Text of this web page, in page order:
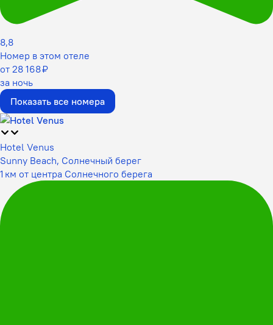
8,8
Номер в этом отеле
от 28 168 ₽
за ночь
Показать все номера
Hotel Venus
Sunny Beach, Солнечный берег
1 км от центра Солнечного берега